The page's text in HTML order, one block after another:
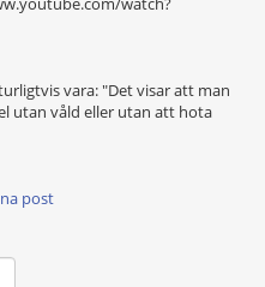
vara: "Det visar att man
utan våld eller utan att hota
post